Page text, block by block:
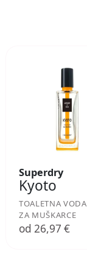
Superdry
Kyoto
TOALETNA VODA
ZA MUŠKARCE
od 26,97 €